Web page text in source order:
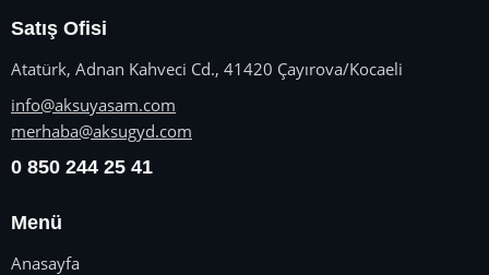
Satış Ofisi
Atatürk, Adnan Kahveci Cd., 41420 Çayırova/Kocaeli
info@aksuyasam.com
merhaba@aksugyd.com
0 850 244 25 41
Menü
Anasayfa